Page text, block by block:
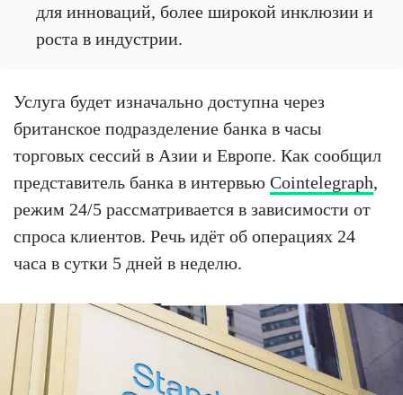
для инноваций, более широкой инклюзии и
роста в индустрии.
Услуга будет изначально доступна через
британское подразделение банка в часы
торговых сессий в Азии и Европе. Как сообщил
представитель банка в интервью Cointelegraph,
режим 24/5 рассматривается в зависимости от
спроса клиентов. Речь идёт об операциях 24
часа в сутки 5 дней в неделю.